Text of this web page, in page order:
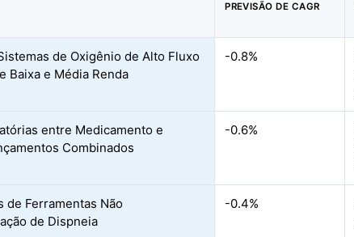
PREVISÃO DE CAGR
de Oxigênio de Alto Fluxo
Baixa e Média Renda
-0.8%
entre Medicamento e
Combinados
-0.6%
de Ferramentas Não
de Dispneia
-0.4%